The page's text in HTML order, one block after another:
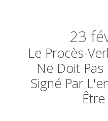
23
Le Procès-
Ne Doit
Signé Par